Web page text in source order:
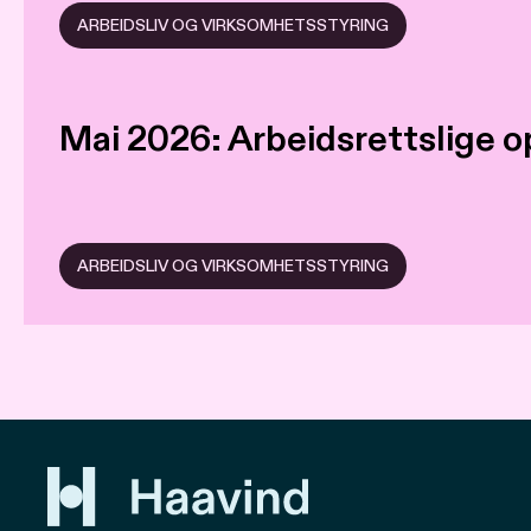
ARBEIDSLIV OG VIRKSOMHETSSTYRING
Mai 2026: Arbeidsrettslige
ARBEIDSLIV OG VIRKSOMHETSSTYRING